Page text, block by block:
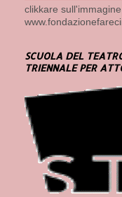
clikkare
SCUOLA DEL
TRIENNALE PER